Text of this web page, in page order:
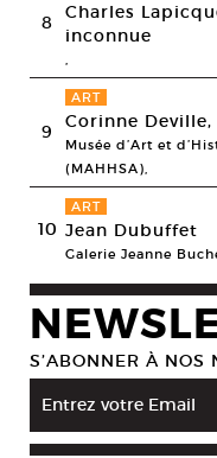
8
Charles
inconnue
,
9
ART
Corinne
Musée d’Art et
(MAHHSA),
10
ART
Jean Dubuffet
Galerie Jeanne
S’ABONNER À NOS